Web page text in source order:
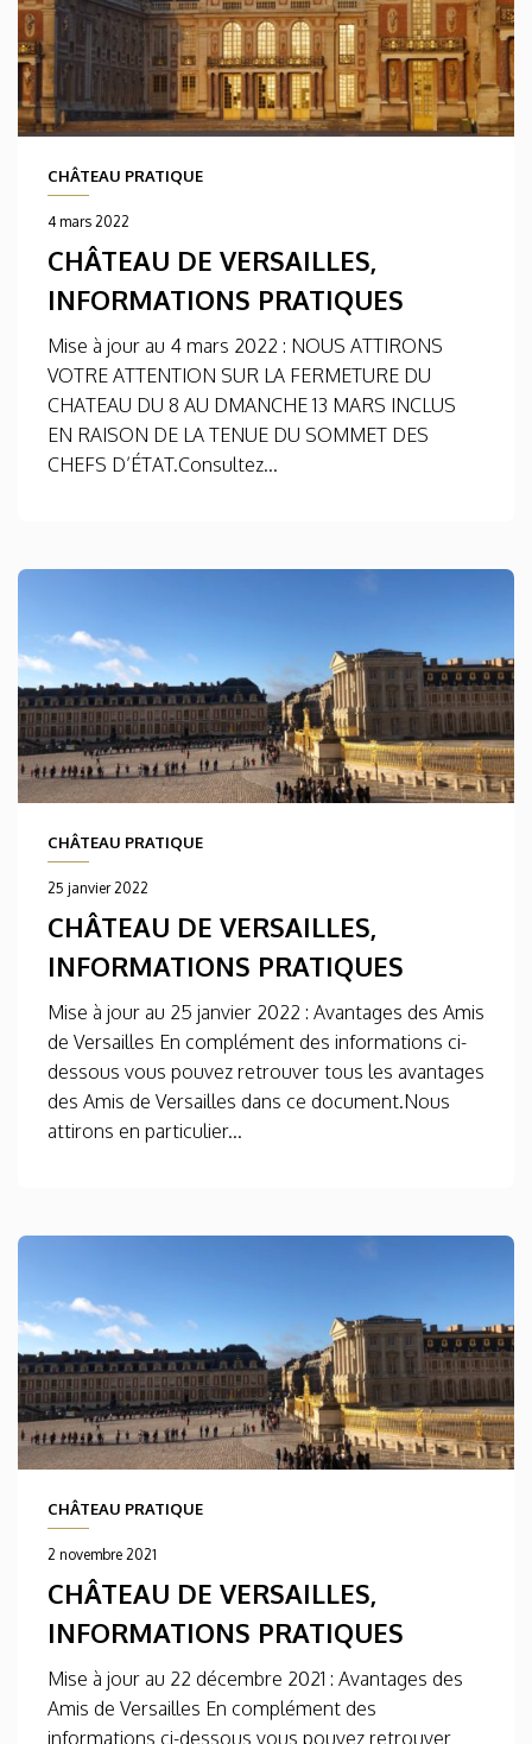
CHÂTEAU PRATIQUE
4 mars 2022
CHÂTEAU DE VERSAILLES,
INFORMATIONS PRATIQUES
Mise à jour au 4 mars 2022 : NOUS ATTIRONS
VOTRE ATTENTION SUR LA FERMETURE DU
CHATEAU DU 8 AU DMANCHE 13 MARS INCLUS
EN RAISON DE LA TENUE DU SOMMET DES
CHEFS D’ÉTAT.Consultez...
CHÂTEAU PRATIQUE
25 janvier 2022
CHÂTEAU DE VERSAILLES,
INFORMATIONS PRATIQUES
Mise à jour au 25 janvier 2022 : Avantages des Amis
de Versailles En complément des informations ci-
dessous vous pouvez retrouver tous les avantages
des Amis de Versailles dans ce document.Nous
attirons en particulier...
CHÂTEAU PRATIQUE
2 novembre 2021
CHÂTEAU DE VERSAILLES,
INFORMATIONS PRATIQUES
Mise à jour au 22 décembre 2021 : Avantages des
Amis de Versailles En complément des
informations ci-dessous vous pouvez retrouver